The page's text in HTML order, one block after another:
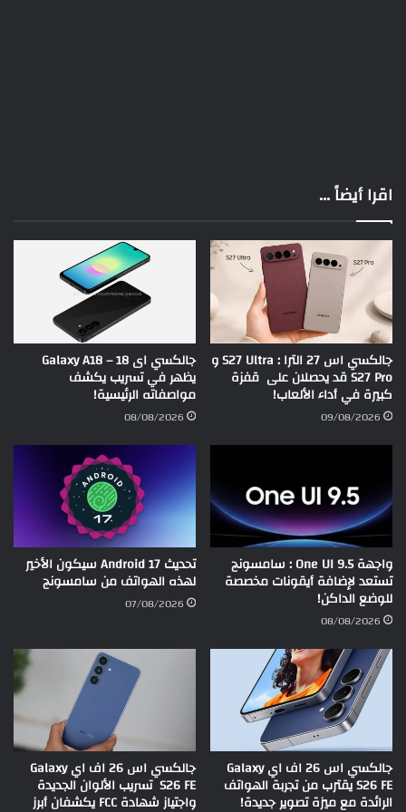
اقرا أيضاً ...
جالكسي اس 27 الترا : S27 Ultra و
S27 Pro قد يحصلان على قفزة
كبيرة في أداء الألعاب!
09/08/2026
جالكسي اى 18 – Galaxy A18
يظهر في تسريب يكشف
مواصفاته الرئيسية!
08/08/2026
واجهة One UI 9.5 : سامسونج
تستعد لإضافة أيقونات مخصصة
للوضع الداكن!
08/08/2026
تحديث Android 17 سيكون الأخير
لهذه الهواتف من سامسونج
07/08/2026
جالكسي اس 26 اف اي Galaxy
S26 FE يقترب من تجربة الهواتف
الرائدة مع ميزة تصوير جديدة!
جالكسي اس 26 اف اي Galaxy
S26 FE تسريب الألوان الجديدة
واجتياز شهادة FCC يكشفان أبرز